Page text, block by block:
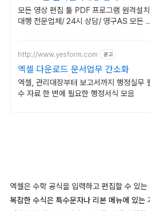
원격설치대행 전문
모든 영상 편집 툴 PDF 프로그램 원격설치
대행 전문업체/ 24시 상담/ 영구AS 모든 영
http://www.yesform.com 광고
엑셀 다운로드 문서업무 간소화
엑셀, 관리대장부터 보고서까지 행정실무
수 자료 한 번에 필요한 행정서식 모음
엑셀은 수학 공식을 입력하고 편집할 수 있
복잡한 수식은 특수문자나 리본 메뉴에 있는